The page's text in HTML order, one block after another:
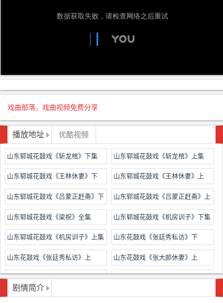
戏曲部落，戏曲视频免费分享
播放地址 优酷视频
山东郓城花鼓戏《斩龙棺》下集 山东郓城花鼓戏《斩龙棺》上集
山东郓城花鼓戏《王林休妻》下 山东郓城花鼓戏《王林休妻》上
山东郓城花鼓戏《吕蒙正赶斋》下
集
山东郓城花鼓戏《吕蒙正赶斋》上
集
山东郓城花鼓戏《梁祝》全集 山东郓城花鼓戏《机房训子》下集
山东郓城花鼓戏《机房训子》上集 山东花鼓戏《张廷秀私访》下
山东花鼓戏《张廷秀私访》上 山东花鼓戏《张大郞休妻》上
山东花鼓戏《张大郎休妻》上 山东花鼓戏《站花墙》选段
山东花鼓戏《站花墙》全集 山东花鼓戏《薛礼还家》选段
剧情简介